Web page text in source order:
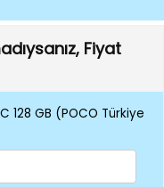
Fiyat
128 GB (POCO Türkiye